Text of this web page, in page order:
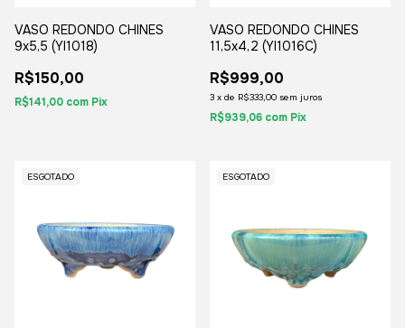
VASO REDONDO CHINES
9x5,5 (YI1018)
R$150,00
R$141,00 com Pix
VASO REDONDO CHINES
11,5x4,2 (YI1016C)
R$999,00
3 x de R$333,00 sem juros
R$939,06 com Pix
ESGOTADO ESGOTADO